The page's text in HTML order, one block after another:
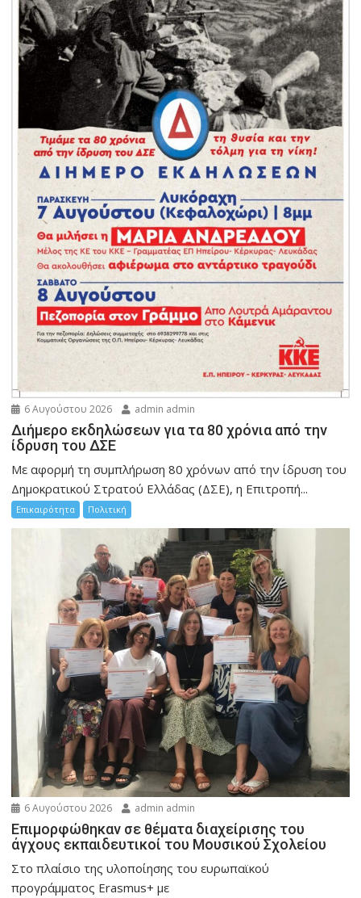
6 Αυγούστου 2026 admin admin
Διήμερο εκδηλώσεων για τα 80 χρόνια από την
ίδρυση του ΔΣΕ
Με αφορμή τη συμπλήρωση 80 χρόνων από την ίδρυση του
Δημοκρατικού Στρατού Ελλάδας (ΔΣΕ), η Επιτροπή...
Επικαιρότητα Πολιτική
6 Αυγούστου 2026 admin admin
Eπιμορφώθηκαν σε θέματα διαχείρισης του
άγχους εκπαιδευτικοί του Μουσικού Σχολείου
Στο πλαίσιο της υλοποίησης του ευρωπαϊκού
προγράμματος Erasmus+ με